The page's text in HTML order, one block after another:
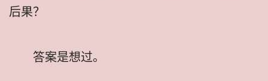
后果？
答案是想过。